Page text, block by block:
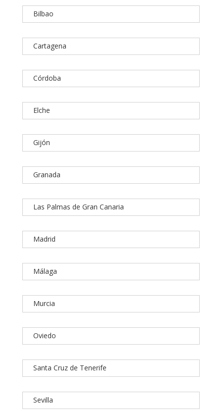
Bilbao
Cartagena
Córdoba
Elche
Gijón
Granada
Las Palmas de Gran Canaria
Madrid
Málaga
Murcia
Oviedo
Santa Cruz de Tenerife
Sevilla